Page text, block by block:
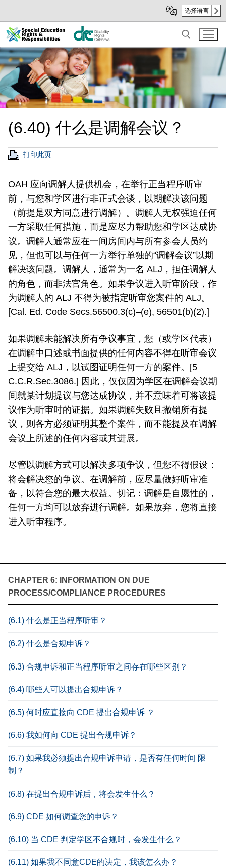
Main
Content
sub
navigation
选择语言
Search for:
CHAPTER 6: INFORMATION ON DUE
PROCESS/COMPLIANCE PROCEDURES
(6.1) 什么是正当程序听审？
(6.2) 什么是合规申诉？
(6.3) 合规申诉和正当程序听审之间存在哪些区别？
(6.4) 哪些人可以提出合规申诉？
(6.5) 何时应直接向 CDE 提出合规申诉 ？
(6.6) 我如何向 CDE 提出合规申诉？
(6.7) 如果我必须提出合规申诉申请，是否有任何时间 限
制？
(6.8) 在提出合规申诉后，将会发生什么？
(6.9) CDE 如何调查您的申诉？
(6.10) 当 CDE 判定学区不合规时，会发生什么？
(6.11) 如果我不同意CDE的决定，我该怎么办？
(6.40) 什么是调解会议？
打印此页
OAH 应向调解人提供机会，在举行正当程序听审
前，与您和学区进行非正式会谈，以期解决该问题
（前提是双方同意进行调解）。调解人无权强迫任何
一方采取任何措施，而是应尽力帮助您和学区达成协
议。调解人通常应在一间房间内与所有参会人员约
见，但也可以与任何一方举行单独的“调解会议”以期
解决该问题。调解人，通常为一名 ALJ，担任调解人
的角色，而非法官角色。如果争议进入听审阶段，作
为调解人的 ALJ 不得为被指定听审您案件的 ALJ。
[Cal. Ed. Code Secs.56500.3(c)–(e), 56501(b)(2).]
如果调解未能解决所有争议事宜，您（或学区代表）
在调解中口述或书面提供的任何内容不得在听审会议
上提交给 ALJ，以试图证明任何一方的案件。[5
C.C.R.Sec.3086.] 因此，仅仅因为学区在调解会议期
间就某计划提议与您达成协议，并不意味着可将该提
议作为听审时的证据。如果调解失败且撤销所有提
议，则各方必须证明其整个案件，而不能提及在调解
会议上所述的任何内容或其进展。
尽管以调解方式可以解决多项争议，但您不得假设：
将会解决您的争议。在调解前，应尽量做好听审准
备，以符合您的最大权益。切记：调解是自愿性的，
任何一方均可以放弃进行调解。如果放弃，您将直接
进入听审程序。